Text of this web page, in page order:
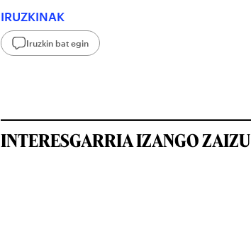
IRUZKINAK
Iruzkin bat egin
INTERESGARRIA IZANGO ZAIZU